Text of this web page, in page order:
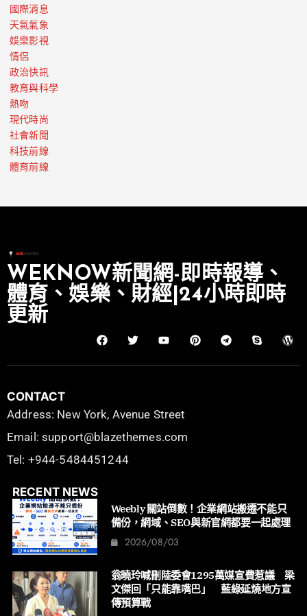
國際消息
天氣氣象
娛樂影視
情侶
政治快訊
教育與科學
熱吻
現代時尚
社會新聞
科技前線
體育前線
WEKNOW新聞網-即時報導、
體育、娛樂、財經|24小時即時
更新
CONTACT
Address: New York, Avenue Street
Email: support@blazethemes.com
Tel: +944-5484451244
RECENT NEWS
Weebly 關站倒數！企業網站搬遷不能只
備份，網域、SEO與新官網都要一起處理
2026/08/03
翁曉玲喊刪陸委會1295萬媒宣費惹議 梁
文傑回「只能靠嘴巴」 藍綠延燒地方宣
傳預算戰